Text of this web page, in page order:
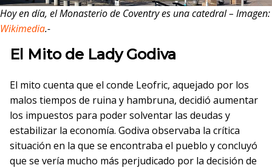
Hoy en día, el Monasterio de Coventry es una catedral – Imagen:
Wikimedia.-
El Mitode Lady Godiva
El mito cuenta que el conde Leofric, aquejado por los
malos tiempos de ruina y hambruna, decidió aumentar
los impuestos para poder solventar las deudas y
estabilizar la economía. Godiva observaba la crítica
situación en la que se encontraba el pueblo y concluyó
que se vería mucho más perjudicado por la decisión de